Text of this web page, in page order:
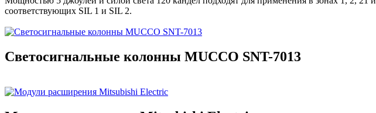
соответствующих SIL 1 и SIL 2.
Светосигнальные колонны MUCCO SNT-7013